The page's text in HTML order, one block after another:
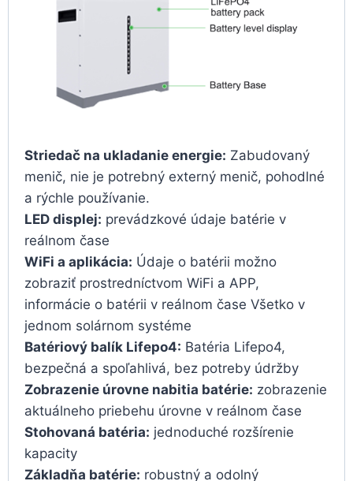
Striedač na ukladanie energie: Zabudovaný
menič, nie je potrebný externý menič, pohodlné
a rýchle používanie.
LED displej: prevádzkové údaje batérie v
reálnom čase
WiFi a aplikácia: Údaje o batérii možno
zobraziť prostredníctvom WiFi a APP,
informácie o batérii v reálnom čase Všetko v
jednom solárnom systéme
Batériový balík Lifepo4: Batéria Lifepo4,
bezpečná a spoľahlivá, bez potreby údržby
Zobrazenie úrovne nabitia batérie: zobrazenie
aktuálneho priebehu úrovne v reálnom čase
Stohovaná batéria: jednoduché rozšírenie
kapacity
Základňa batérie: robustný a odolný